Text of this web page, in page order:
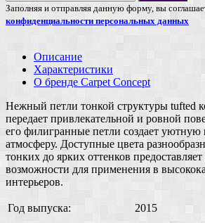
Заполняя и отправляя данную форму, вы
конфиденциальности персональных данных
Описание
Характеристики
О бренде Carpet Concept
Нежный петли тонкой структуры tufted
передает привлекательной и ровной
его филигранные петли создает
атмосферу. Доступные цвета
тонких до ярких оттенков
возможности для применения в
интерьеров.
Год выпуска: 2015